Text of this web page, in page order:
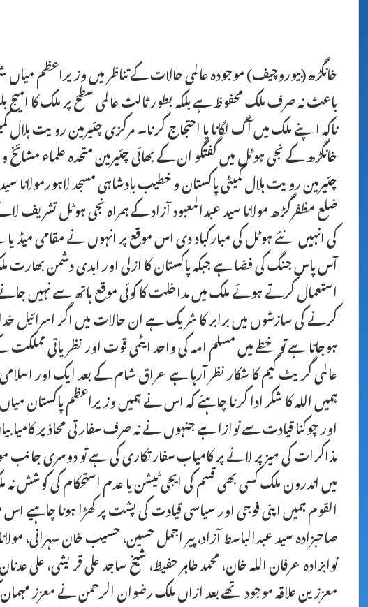
خانگڑھ(بیوروچیف) موجودہ عالمی حالات کے تناظر میں وزیراعظم میاں
باعث نہ صرف ملک محفوظ ہے بلکہ بطور ثالث عالمی سطح پر ملک کا
ناکہ اپنے ملک میں آگ لگانا یا احتجاج کرنا۔ مرکزی چئیرمین رویت ہلال
خانگڑھ کے نجی ہوٹل میں گفتگو ان کے بھائی چئیرمین متحدہ علماء
چئیرمین رویت ہلال کمیٹی پاکستان و خطیب بادشاہی مسجد لاہورمولانا
ضلع مظفرگڑھ مولانا سید عبدالمعبود آزاد کے ہمراہ نجی ہوٹل
کی انہیں نئے ہوٹل کی مبارکباد دی اس موقع پر انہوں نے مقامی
آس پاس جنگ کی فضا ہے جبکہ پاکستان کا ازلی اور ابدی دشمن بھارت
استعمال کرتے ہوئے ملک میں مداخلت کا کوئی موقع ہاتھ سے نہیں
کرنے کی سازشوں میں برابر کا شریک ہے ان حالات میں اگر اسرائیل
ہوجاتا ہے تو خطے میں مسلم امہ کی واحد ایٹمی قوت اور نظریاتی
عالمی گریٹ گیم کا شکار نظر آرہا ہے عراق شام کے بعد ایک اور
ہمیں اللہ کا شکر ادا کرنا چاہئے کہ اس نے ہمیں وزیراعظم پاکستان
اور چوکنا قیادت سے نوازا ہے جنہوں نے نہ صرف سفارتی محاذ پر
مذاکرات کی میز پر لانے پر کامیاب سفارتکاری کی ہے تو دوسری
میں اندرون ملک کسی بھی قسم کی ایجی ٹیشن یا عدم استحکام کی کوشش
القوم ہمیں اپنی فوجی اور سیاسی قیادت کی پشت پر کھڑا ہونا چاہیے اس
صاحبزادہ سید عبدالباسط آزاد، پیر اجمل حسین، حسیب خان سہرانی،
نوابزادہ عرفان اللہ خان، محمد طاہر حفیظ، شیخ ساجد علی قریشی، علی
معززین علاقہ موجود تھے بعد ازاں ملک رضوان الرحمن نے معزز مہمان